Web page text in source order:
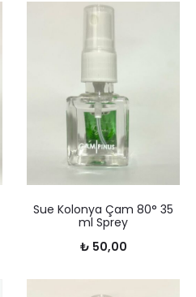
₺ 175,00.
Sue Kolonya Çam 80° 35
ml Sprey
₺ 50,00